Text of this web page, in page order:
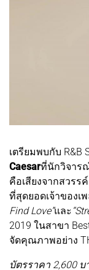
เตรียมพบกับ
Caesarที่นักวิจาร
คือเสียงจากสวรร
ที่สุดยอดเจ้าของเ
Find Love”และ
2019 ในสาขา
จัดคุณภาพอย่าง
บัตรราคา 2,600